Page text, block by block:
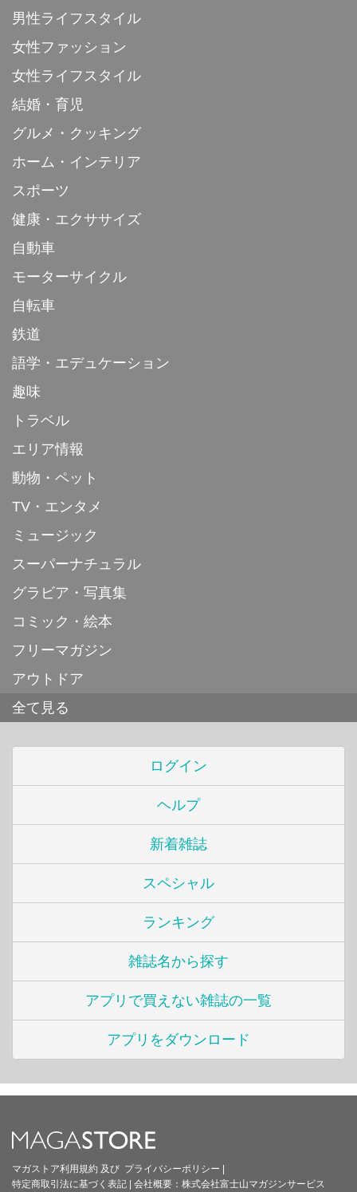
男性ライフスタイル
女性ファッション
女性ライフスタイル
結婚・育児
グルメ・クッキング
ホーム・インテリア
スポーツ
健康・エクササイズ
自動車
モーターサイクル
自転車
鉄道
語学・エデュケーション
趣味
トラベル
エリア情報
動物・ペット
TV・エンタメ
ミュージック
スーパーナチュラル
グラビア・写真集
コミック・絵本
フリーマガジン
アウトドア
全て見る
ログイン
ヘルプ
新着雑誌
スペシャル
ランキング
雑誌名から探す
アプリで買えない雑誌の一覧
アプリをダウンロード
マガストア利用規約 及び プライバシーポリシー |
特定商取引法に基づく表記 | 会社概要： 株式会社富士山マガジンサービス